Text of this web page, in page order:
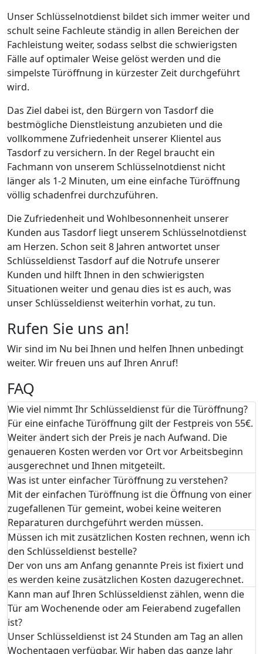
Unser Schlüsselnotdienst bildet sich immer weiter und
schult seine Fachleute ständig in allen Bereichen der
Fachleistung weiter, sodass selbst die schwierigsten
Fälle auf optimaler Weise gelöst werden und die
simpelste Türöffnung in kürzester Zeit durchgeführt
wird.
Das Ziel dabei ist, den Bürgern von Tasdorf die
bestmögliche Dienstleistung anzubieten und die
vollkommene Zufriedenheit unserer Klientel aus
Tasdorf zu versichern. In der Regel braucht ein
Fachmann von unserem Schlüsselnotdienst nicht
länger als 1-2 Minuten, um eine einfache Türöffnung
völlig schadenfrei durchzuführen.
Die Zufriedenheit und Wohlbesonnenheit unserer
Kunden aus Tasdorf liegt unserem Schlüsselnotdienst
am Herzen. Schon seit 8 Jahren antwortet unser
Schlüsseldienst Tasdorf auf die Notrufe unserer
Kunden und hilft Ihnen in den schwierigsten
Situationen weiter und genau dies ist es auch, was
unser Schlüsseldienst weiterhin vorhat, zu tun.
Rufen Sie uns an!
Wir sind im Nu bei Ihnen und helfen Ihnen unbedingt
weiter. Wir freuen uns auf Ihren Anruf!
FAQ
Wie viel nimmt Ihr Schlüsseldienst für die Türöffnung?
Für eine einfache Türöffnung gilt der Festpreis von 55€.
Weiter ändert sich der Preis je nach Aufwand. Die
genaueren Kosten werden vor Ort vor Arbeitsbeginn
ausgerechnet und Ihnen mitgeteilt.
Was ist unter einfacher Türöffnung zu verstehen?
Mit der einfachen Türöffnung ist die Öffnung von einer
zugefallenen Tür gemeint, wobei keine weiteren
Reparaturen durchgeführt werden müssen.
Müssen ich mit zusätzlichen Kosten rechnen, wenn ich
den Schlüsseldienst bestelle?
Der von uns am Anfang genannte Preis ist fixiert und
es werden keine zusätzlichen Kosten dazugerechnet.
Kann man auf Ihren Schlüsseldienst zählen, wenn die
Tür am Wochenende oder am Feierabend zugefallen
ist?
Unser Schlüsseldienst ist 24 Stunden am Tag an allen
Wochentagen verfügbar. Wir haben das ganze Jahr